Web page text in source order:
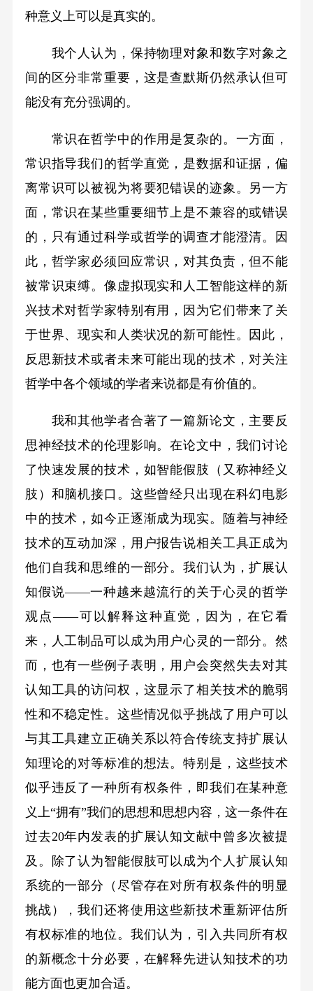
种意义上可以是真实的。
我个人认为，保持物理对象和数字对象之
间的区分非常重要，这是查默斯仍然承认但可
能没有充分强调的。
常识在哲学中的作用是复杂的。一方面，
常识指导我们的哲学直觉，是数据和证据，偏
离常识可以被视为将要犯错误的迹象。另一方
面，常识在某些重要细节上是不兼容的或错误
的，只有通过科学或哲学的调查才能澄清。因
此，哲学家必须回应常识，对其负责，但不能
被常识束缚。像虚拟现实和人工智能这样的新
兴技术对哲学家特别有用，因为它们带来了关
于世界、现实和人类状况的新可能性。因此，
反思新技术或者未来可能出现的技术，对关注
哲学中各个领域的学者来说都是有价值的。
我和其他学者合著了一篇新论文，主要反
思神经技术的伦理影响。在论文中，我们讨论
了快速发展的技术，如智能假肢（又称神经义
肢）和脑机接口。这些曾经只出现在科幻电影
中的技术，如今正逐渐成为现实。随着与神经
技术的互动加深，用户报告说相关工具正成为
他们自我和思维的一部分。我们认为，扩展认
知假说——一种越来越流行的关于心灵的哲学
观点——可以解释这种直觉，因为，在它看
来，人工制品可以成为用户心灵的一部分。然
而，也有一些例子表明，用户会突然失去对其
认知工具的访问权，这显示了相关技术的脆弱
性和不稳定性。这些情况似乎挑战了用户可以
与其工具建立正确关系以符合传统支持扩展认
知理论的对等标准的想法。特别是，这些技术
似乎违反了一种所有权条件，即我们在某种意
义上“拥有”我们的思想和思想内容，这一条件在
过去20年内发表的扩展认知文献中曾多次被提
及。除了认为智能假肢可以成为个人扩展认知
系统的一部分（尽管存在对所有权条件的明显
挑战），我们还将使用这些新技术重新评估所
有权标准的地位。我们认为，引入共同所有权
的新概念十分必要，在解释先进认知技术的功
能方面也更加合适。